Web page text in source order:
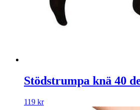
Stödstrumpa knä 40
119 kr